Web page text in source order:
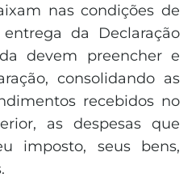
nas condições de
da Declaração
devem preencher e
consolidando as
recebidos no
as despesas que
imposto, seus bens,